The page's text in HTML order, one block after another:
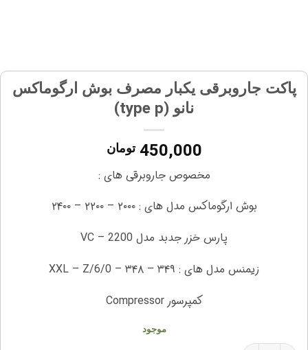
پاکت جاروبرقی یکبار مصرف بوش ارگوماکس
نانو (type p)
450,000 تومان
مخصوص جاروبرقی های :
بوش ارگوماکس مدل های : ۲۰۰۰ – ۲۲۰۰ – ۲۴۰۰
پارس خزر جدبد مدل VC – 2200
زیمنس مدل های : ۳۴۹ – ۳۴۸ – XXL – Z/6/0
کمپرسور Compressor
موجود